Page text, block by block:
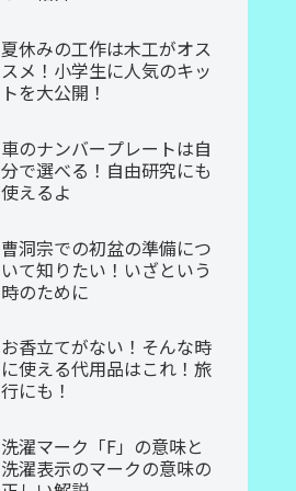
夏休みの工作は木工がオス
スメ！小学生に人気のキッ
トを大公開！
車のナンバープレートは自
分で選べる！自由研究にも
使えるよ
曹洞宗での初盆の準備につ
いて知りたい！いざという
時のために
お香立てがない！そんな時
に使える代用品はこれ！旅
行にも！
洗濯マーク「F」の意味と
洗濯表示のマークの意味の